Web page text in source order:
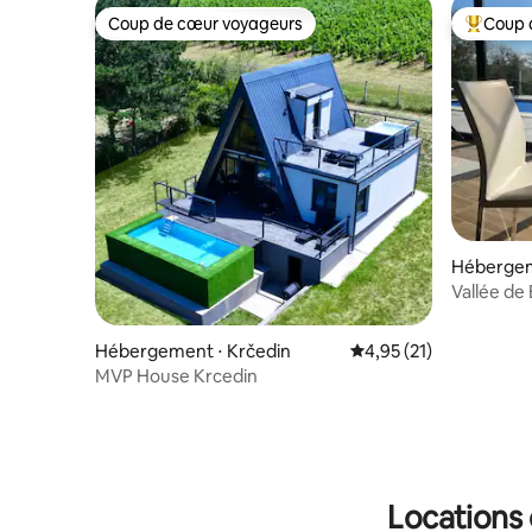
Coup de cœur voyageurs
Coup de cœur voyageurs
Hébergement ⋅ Krčedin Évaluation moyenne
4,95 (21)
MVP House Krcedin
Coups
Coup
Vallée de
Locations